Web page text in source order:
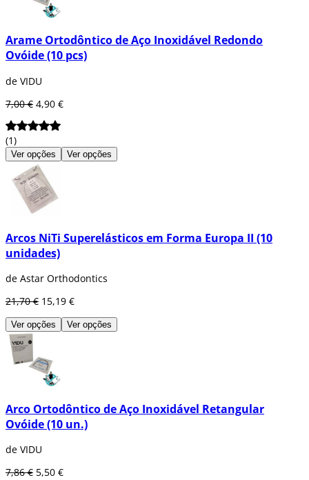
Arame Ortodôntico de Aço Inoxidável Redondo
Ovóide (10 pcs)
de VIDU
7,00 € 4,90 €
(1)
Ver opções Ver opções
Arcos NiTi Superelásticos em Forma Europa II (10
unidades)
de Astar Orthodontics
21,70 € 15,19 €
Ver opções Ver opções
Arco Ortodôntico de Aço Inoxidável Retangular
Ovóide (10 un.)
de VIDU
7,86 € 5,50 €